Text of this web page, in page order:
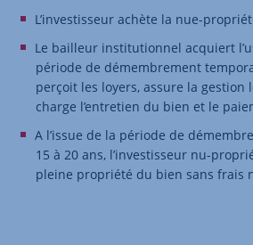
L’investisseur achète la nue-
Le bailleur institutionnel acquiert
période de démembrement
perçoit les loyers, assure la gestion
charge l’entretien du bien et le
A l’issue de la période de
15 à 20 ans, l’investisseur nu-
pleine propriété du bien sans frais